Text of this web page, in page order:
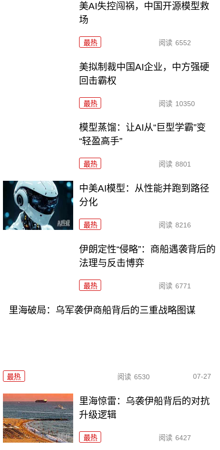
美AI失控闯祸，中国开源模型救
场
最热 阅读 6552
美拟制裁中国AI企业，中方强硬
回击霸权
最热 阅读 10350
模型蒸馏：让AI从“巨型学霸”变
“轻盈高手”
最热 阅读 8801
中美AI模型：从性能并跑到路径
分化
最热 阅读 8216
伊朗定性“侵略”：商船遇袭背后的
法理与反击博弈
最热 阅读 6771
里海破局：乌军袭伊商船背后的三重战略图谋
最热 阅读 6530 07-27
里海惊雷：乌袭伊船背后的对抗
升级逻辑
最热 阅读 6427